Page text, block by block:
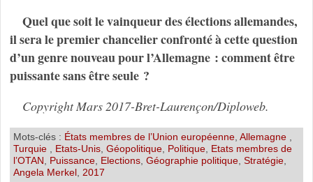
Quel que soit le vainqueur des élections allemandes,
il sera le premier chancelier confronté à cette question
d’un genre nouveau pour l’Allemagne : comment être
puissante sans être seule ?
Copyright Mars 2017-Bret-Laurençon/Diploweb.
Mots-clés : États membres de l’Union européenne, Allemagne
Turquie
Etats-Unis, Géopolitique, Politique, Etats membres de
l’OTAN
Puissance, Elections, Géographie politique, Stratégie,
Angela Merkel, 2017